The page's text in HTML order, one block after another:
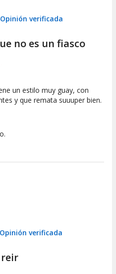
Opinión verificada
no es un fiasco
10
un estilo muy guay, con
y que remata suuuper bien.
Opinión verificada